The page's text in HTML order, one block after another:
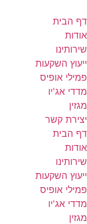
דף הבית
אודות
שירותינו
ייעוץ השקעות
פמילי אופיס
מדדי אג'יו
מגזין
יצירת קשר
דף הבית
אודות
שירותינו
ייעוץ השקעות
פמילי אופיס
מדדי אג'יו
מגזין